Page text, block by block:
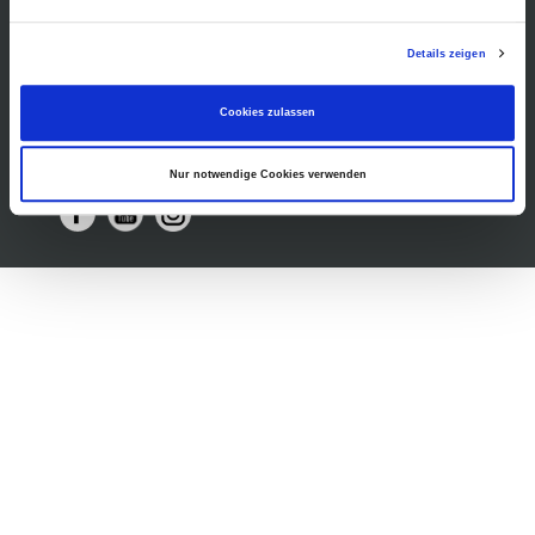
Details zeigen
Cookies zulassen
Nur notwendige Cookies verwenden
Barrierefreiheit